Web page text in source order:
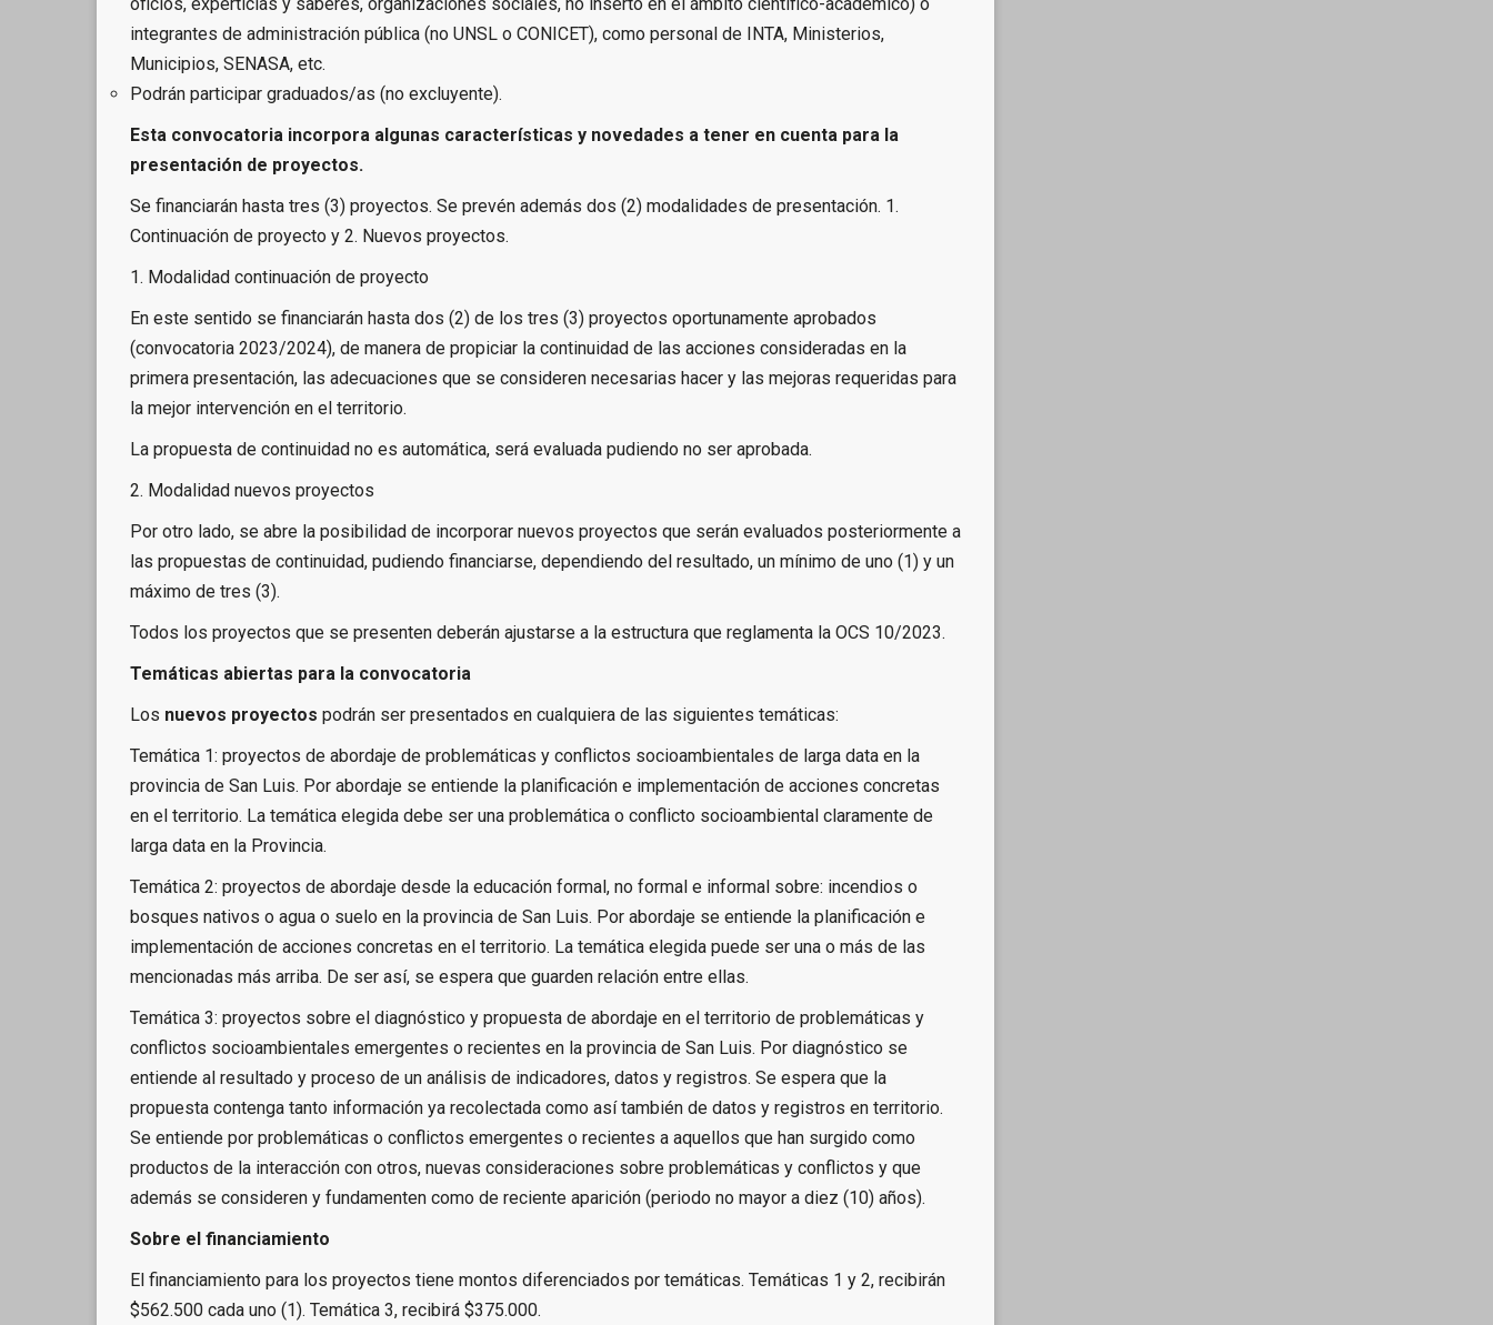
integrantes de administración pública (no UNSL o CONICET), como personal de INTA, Ministerios,
Municipios, SENASA, etc.
Podrán participar graduados/as (no excluyente).
Esta convocatoria incorpora algunas características y novedades a tener en cuenta para la
presentación de proyectos.
Se financiarán hasta tres (3) proyectos. Se prevén además dos (2) modalidades de presentación. 1.
Continuación de proyecto y 2. Nuevos proyectos.
1. Modalidad continuación de proyecto
En este sentido se financiarán hasta dos (2) de los tres (3) proyectos oportunamente aprobados
(convocatoria 2023/2024), de manera de propiciar la continuidad de las acciones consideradas en la
primera presentación, las adecuaciones que se consideren necesarias hacer y las mejoras requeridas para
la mejor intervención en el territorio.
La propuesta de continuidad no es automática, será evaluada pudiendo no ser aprobada.
2. Modalidad nuevos proyectos
Por otro lado, se abre la posibilidad de incorporar nuevos proyectos que serán evaluados posteriormente a
las propuestas de continuidad, pudiendo financiarse, dependiendo del resultado, un mínimo de uno (1) y un
máximo de tres (3).
Todos los proyectos que se presenten deberán ajustarse a la estructura que reglamenta la OCS 10/2023.
Temáticas abiertas para la convocatoria
Los nuevos proyectos podrán ser presentados en cualquiera de las siguientes temáticas:
Temática 1: proyectos de abordaje de problemáticas y conflictos socioambientales de larga data en la
provincia de San Luis. Por abordaje se entiende la planificación e implementación de acciones concretas
en el territorio. La temática elegida debe ser una problemática o conflicto socioambiental claramente de
larga data en la Provincia.
Temática 2: proyectos de abordaje desde la educación formal, no formal e informal sobre: incendios o
bosques nativos o agua o suelo en la provincia de San Luis. Por abordaje se entiende la planificación e
implementación de acciones concretas en el territorio. La temática elegida puede ser una o más de las
mencionadas más arriba. De ser así, se espera que guarden relación entre ellas.
Temática 3: proyectos sobre el diagnóstico y propuesta de abordaje en el territorio de problemáticas y
conflictos socioambientales emergentes o recientes en la provincia de San Luis. Por diagnóstico se
entiende al resultado y proceso de un análisis de indicadores, datos y registros. Se espera que la
propuesta contenga tanto información ya recolectada como así también de datos y registros en territorio.
Se entiende por problemáticas o conflictos emergentes o recientes a aquellos que han surgido como
productos de la interacción con otros, nuevas consideraciones sobre problemáticas y conflictos y que
además se consideren y fundamenten como de reciente aparición (periodo no mayor a diez (10) años).
Sobre el financiamiento
El financiamiento para los proyectos tiene montos diferenciados por temáticas. Temáticas 1 y 2, recibirán
$562.500 cada uno (1). Temática 3, recibirá $375.000.